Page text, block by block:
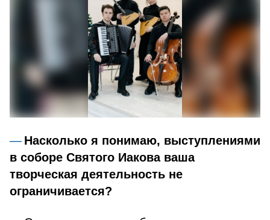
Насколько я понимаю, выступлениями
в соборе Святого Иакова ваша
творческая деятельность не
ограничивается?